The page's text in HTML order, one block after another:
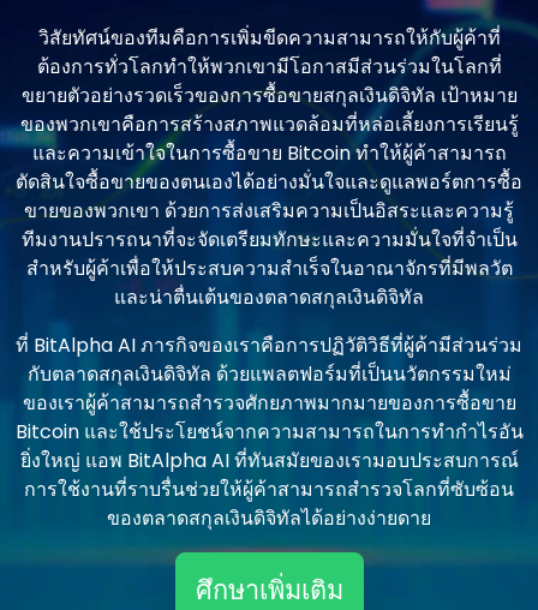
วิสัยทัศน์ของทีมคือการเพิ่มขีดความสามารถให้กับผู้ค้าที่
ต้องการทั่วโลกทําให้พวกเขามีโอกาสมีส่วนร่วมในโลกที่
ขยายตัวอย่างรวดเร็วของการซื้อขายสกุลเงินดิจิทัล เป้าหมาย
ของพวกเขาคือการสร้างสภาพแวดล้อมที่หล่อเลี้ยงการเรียนรู้
และความเข้าใจในการซื้อขาย Bitcoin ทําให้ผู้ค้าสามารถ
ตัดสินใจซื้อขายของตนเองได้อย่างมั่นใจและดูแลพอร์ตการซื้อ
ขายของพวกเขา ด้วยการส่งเสริมความเป็นอิสระและความรู้
ทีมงานปรารถนาที่จะจัดเตรียมทักษะและความมั่นใจที่จําเป็น
สําหรับผู้ค้าเพื่อให้ประสบความสําเร็จในอาณาจักรที่มีพลวัต
และน่าตื่นเต้นของตลาดสกุลเงินดิจิทัล
ที่ BitAlpha AI ภารกิจของเราคือการปฏิวัติวิธีที่ผู้ค้ามีส่วนร่วม
กับตลาดสกุลเงินดิจิทัล ด้วยแพลตฟอร์มที่เป็นนวัตกรรมใหม่
ของเราผู้ค้าสามารถสํารวจศักยภาพมากมายของการซื้อขาย
Bitcoin และใช้ประโยชน์จากความสามารถในการทํากําไรอัน
ยิ่งใหญ่ แอพ BitAlpha AI ที่ทันสมัยของเรามอบประสบการณ์
การใช้งานที่ราบรื่นช่วยให้ผู้ค้าสามารถสํารวจโลกที่ซับซ้อน
ของตลาดสกุลเงินดิจิทัลได้อย่างง่ายดาย
ศึกษาเพิ่มเติม